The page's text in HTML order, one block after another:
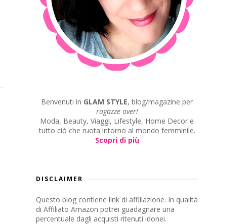
Benvenuti in GLAM STYLE, blog/magazine per
ragazze over!
Moda, Beauty, Viaggi, Lifestyle, Home Decor e
tutto ciò che ruota intorno al mondo femminile.
Scopri di più
DISCLAIMER
Questo blog contiene link di affiliazione. In qualità
di Affiliato Amazon potrei guadagnare una
percentuale dagli acquisti ritenuti idonei.